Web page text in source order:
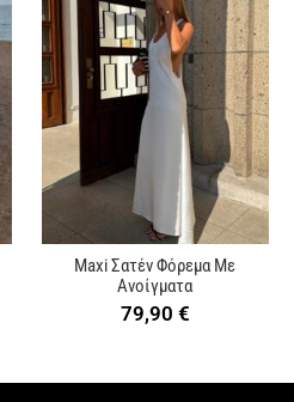
Maxi Σατέν Φόρεμα Με
Ανοίγματα
79,90 €